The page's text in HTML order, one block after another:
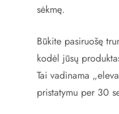
sėkmę.
Būkite pasiruošę
kodėl jūsų
Tai vadinama
pristatymu per 30